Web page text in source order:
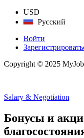
USD
Русский
Войти
Copyright © 2025
Salary & Negotiation
Бонусы и